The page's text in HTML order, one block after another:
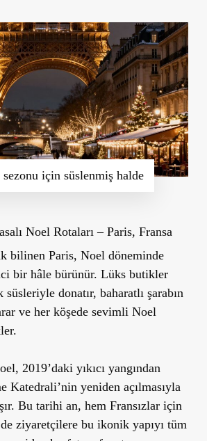
için süslenmiş halde
Noel Rotaları – Paris, Fransa
bilinen Paris, Noel döneminde
bir hâle bürünür. Lüks butikler
donatır, baharatlı şarabın
ve her köşede sevimli Noel
2019’daki yıkıcı yangından
Katedrali’nin yeniden açılmasıyla
Bu tarihi an, hem Fransızlar için
ziyaretçilere bu ikonik yapıyı tüm